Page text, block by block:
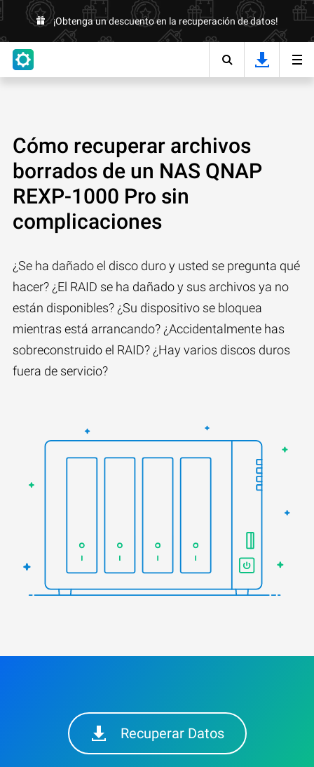
¡Obtenga un descuento en la recuperación de datos!
Cómo recuperar archivos
borrados de un NAS QNAP
REXP-1000 Pro sin
complicaciones
¿Se ha dañado el disco duro y usted se pregunta qué
hacer? ¿El RAID se ha dañado y sus archivos ya no
están disponibles? ¿Su dispositivo se bloquea
mientras está arrancando? ¿Accidentalmente has
sobreconstruido el RAID? ¿Hay varios discos duros
fuera de servicio?
Recuperar Datos